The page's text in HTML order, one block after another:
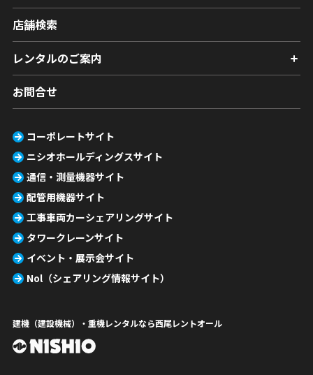
店舗検索
レンタルのご案内
お問合せ
コーポレートサイト
ニシオホールディングスサイト
通信・測量機器サイト
配管用機器サイト
工事車両カーシェアリングサイト
タワークレーンサイト
イベント・展示会サイト
Nol（シェアリング情報サイト）
建機（建設機械）・重機レンタルなら西尾レントオール